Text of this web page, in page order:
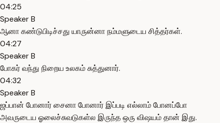
04:25
Speaker B
ஆனா கண்டுபிடிச்சது யாருன்னா நம்மளுடைய சித்தர்கள்.
04:27
Speaker B
போகர் வந்து நிறைய உலகம் சுத்துனார்.
04:32
Speaker B
ஜப்பான் போனார் சைனா போனார் இப்படி எல்லாம் போனப்போ
அவருடைய ஓலைச்சுவடுகள்ல இருந்த ஒரு விஷயம் தான் இது.